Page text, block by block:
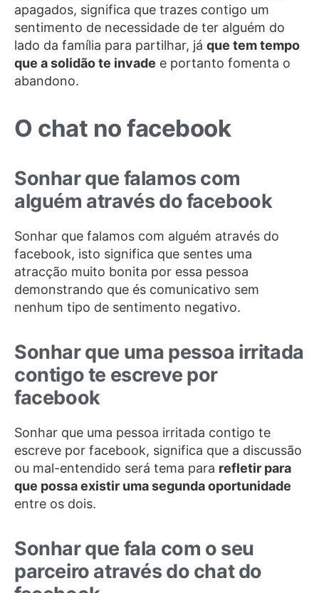
apagados, significa que trazes contigo um
sentimento de necessidade de ter alguém do
lado da família para partilhar, já que tem tempo
que a solidão te invade e portanto fomenta o
abandono.
O chat no facebook
Sonhar que falamos com
alguém através do facebook
Sonhar que falamos com alguém através do
facebook, isto significa que sentes uma
atracção muito bonita por essa pessoa
demonstrando que és comunicativo sem
nenhum tipo de sentimento negativo.
Sonhar que uma pessoa irritada
contigo te escreve por
facebook
Sonhar que uma pessoa irritada contigo te
escreve por facebook, significa que a discussão
ou mal-entendido será tema para refletir para
que possa existir uma segunda oportunidade
entre os dois.
Sonhar que fala com o seu
parceiro através do chat do